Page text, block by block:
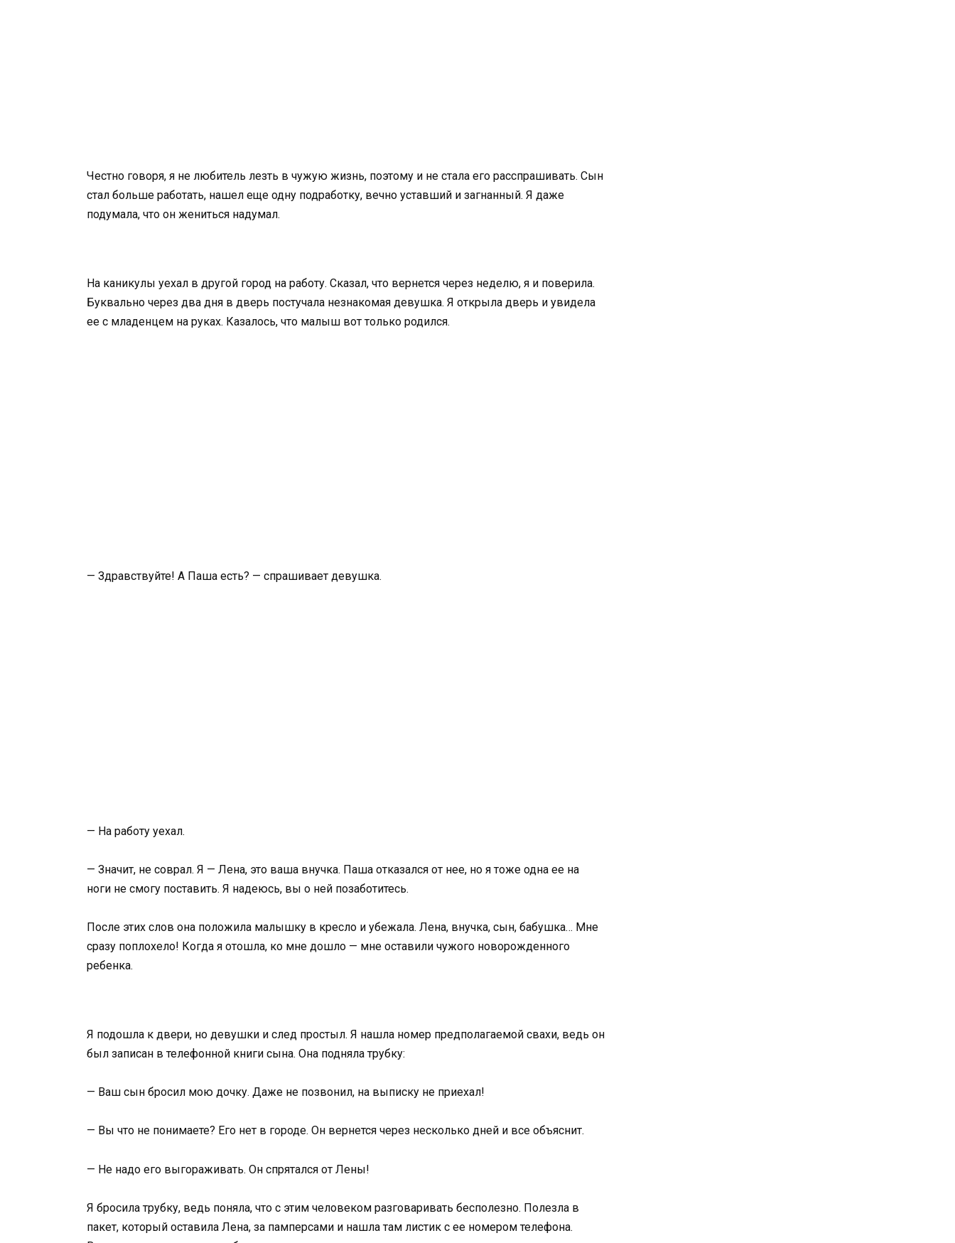
Честно говоря, я не любитель лезть в чужую жизнь, поэтому и не стала его расспрашивать. Сын
стал больше работать, нашел еще одну подработку, вечно уставший и загнанный. Я даже
подумала, что он жениться надумал.
На каникулы уехал в другой город на работу. Сказал, что вернется через неделю, я и поверила.
Буквально через два дня в дверь постучала незнакомая девушка. Я открыла дверь и увидела
ее с младенцем на руках. Казалось, что малыш вот только родился.
— Здравствуйте! А Паша есть? — спрашивает девушка.
— На работу уехал.
— Значит, не соврал. Я — Лена, это ваша внучка. Паша отказался от нее, но я тоже одна ее на
ноги не смогу поставить. Я надеюсь, вы о ней позаботитесь.
После этих слов она положила малышку в кресло и убежала. Лена, внучка, сын, бабушка… Мне
сразу поплохело! Когда я отошла, ко мне дошло — мне оставили чужого новорожденного
ребенка.
Я подошла к двери, но девушки и след простыл. Я нашла номер предполагаемой свахи, ведь он
был записан в телефонной книги сына. Она подняла трубку:
— Ваш сын бросил мою дочку. Даже не позвонил, на выписку не приехал!
— Вы что не понимаете? Его нет в городе. Он вернется через несколько дней и все объяснит.
— Не надо его выгораживать. Он спрятался от Лены!
Я бросила трубку, ведь поняла, что с этим человеком разговаривать бесполезно. Полезла в
пакет, который оставила Лена, за памперсами и нашла там листик с ее номером телефона.